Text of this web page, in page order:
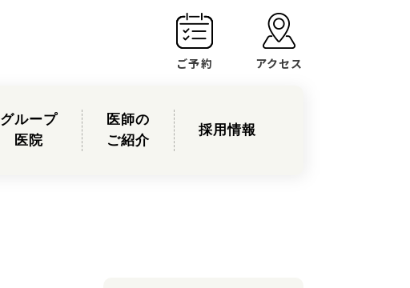
ご予約 アクセス
グループ
医院
医師の
ご紹介
採用情報